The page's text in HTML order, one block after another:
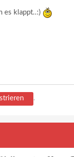
es klappt..:)
.